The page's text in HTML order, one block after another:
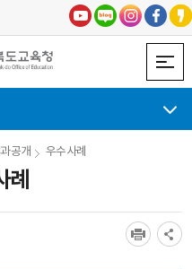
공개 우수사례
례